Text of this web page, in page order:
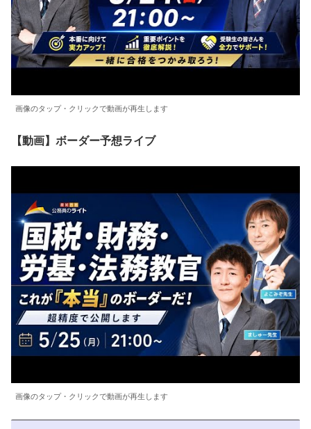
画像のタップ・クリックで動画が再生します
【動画】ボーダー予想ライブ
画像のタップ・クリックで動画が再生します